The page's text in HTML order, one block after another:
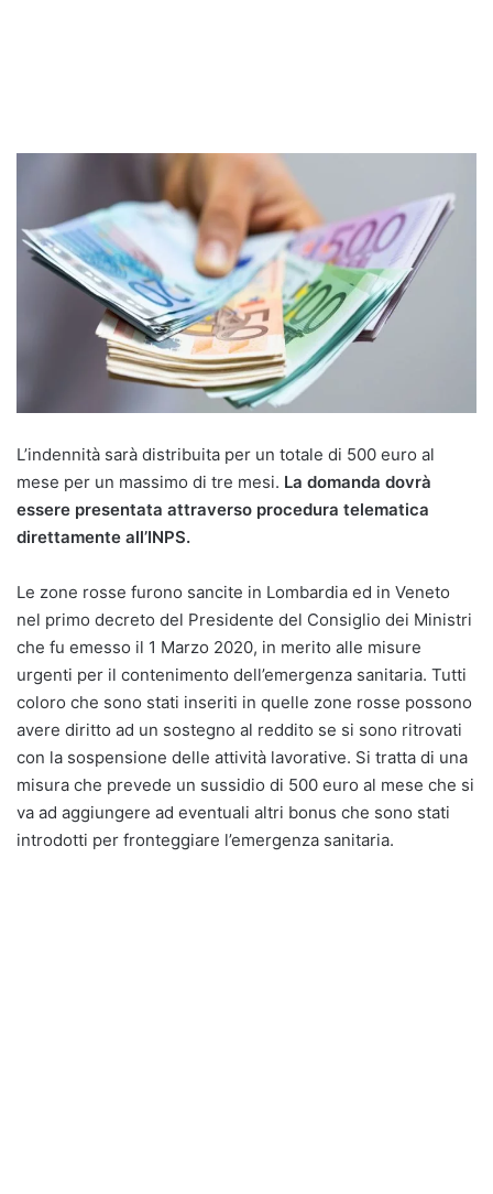
L’indennità sarà distribuita per un totale di 500 euro al
mese per un massimo di tre mesi. La domanda dovrà
essere presentata attraverso procedura telematica
direttamente all’INPS.
Le zone rosse furono sancite in Lombardia ed in Veneto
nel primo decreto del Presidente del Consiglio dei Ministri
che fu emesso il 1 Marzo 2020, in merito alle misure
urgenti per il contenimento dell’emergenza sanitaria. Tutti
coloro che sono stati inseriti in quelle zone rosse possono
avere diritto ad un sostegno al reddito se si sono ritrovati
con la sospensione delle attività lavorative. Si tratta di una
misura che prevede un sussidio di 500 euro al mese che si
va ad aggiungere ad eventuali altri bonus che sono stati
introdotti per fronteggiare l’emergenza sanitaria.